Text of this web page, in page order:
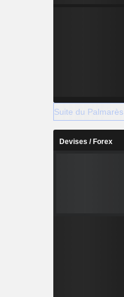
Suite du Palmarès
Devises / Forex